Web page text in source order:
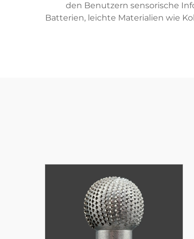
den Benutzern sensorische
Batterien, leichte Materialien wie